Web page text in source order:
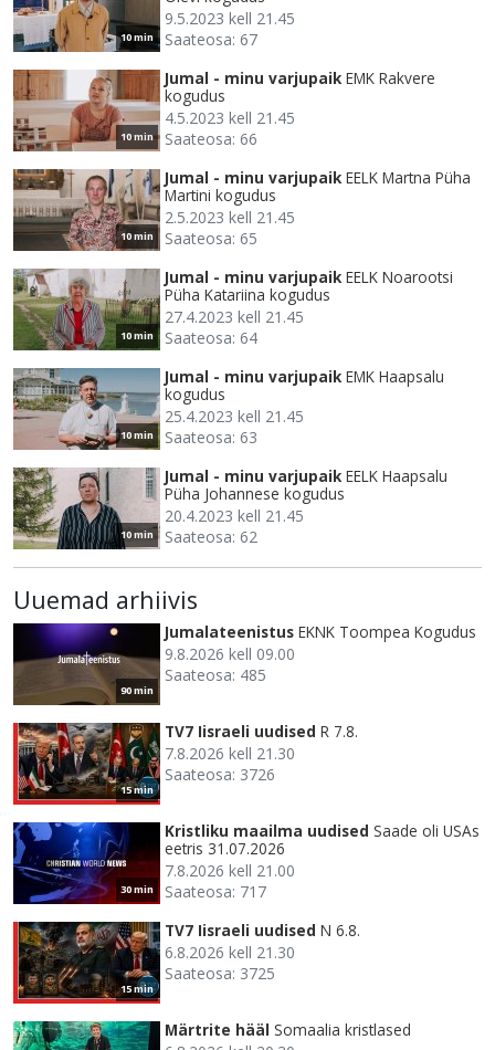
10 min
9.5.2023 kell 21.45
Saateosa: 67
10 min
Jumal - minu varjupaik EMK Rakvere
kogudus
4.5.2023 kell 21.45
Saateosa: 66
10 min
Jumal - minu varjupaik EELK Martna Püha
Martini kogudus
2.5.2023 kell 21.45
Saateosa: 65
10 min
Jumal - minu varjupaik EELK Noarootsi
Püha Katariina kogudus
27.4.2023 kell 21.45
Saateosa: 64
10 min
Jumal - minu varjupaik EMK Haapsalu
kogudus
25.4.2023 kell 21.45
Saateosa: 63
10 min
Jumal - minu varjupaik EELK Haapsalu
Püha Johannese kogudus
20.4.2023 kell 21.45
Saateosa: 62
Uuemad arhiivis
90 min
Jumalateenistus EKNK Toompea Kogudus
9.8.2026 kell 09.00
Saateosa: 485
15 min
TV7 Iisraeli uudised R 7.8.
7.8.2026 kell 21.30
Saateosa: 3726
30 min
Kristliku maailma uudised Saade oli USAs
eetris 31.07.2026
7.8.2026 kell 21.00
Saateosa: 717
15 min
TV7 Iisraeli uudised N 6.8.
6.8.2026 kell 21.30
Saateosa: 3725
Märtrite hääl Somaalia kristlased